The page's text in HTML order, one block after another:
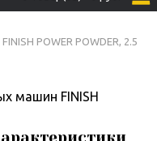
POWER POWDER, 2.5